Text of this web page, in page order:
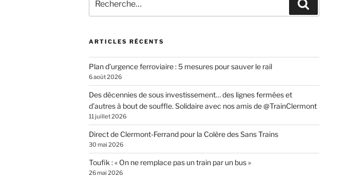
pour
:
ARTICLES RÉCENTS
Plan d’urgence ferroviaire : 5 mesures pour sauver le rail
6 août 2026
Des décennies de sous investissement… des lignes fermées et
d’autres à bout de souffle. Solidaire avec nos amis de @TrainClermont
11 juillet 2026
Direct de Clermont-Ferrand pour la Colère des Sans Trains
30 mai 2026
Toufik : « On ne remplace pas un train par un bus »
26 mai 2026